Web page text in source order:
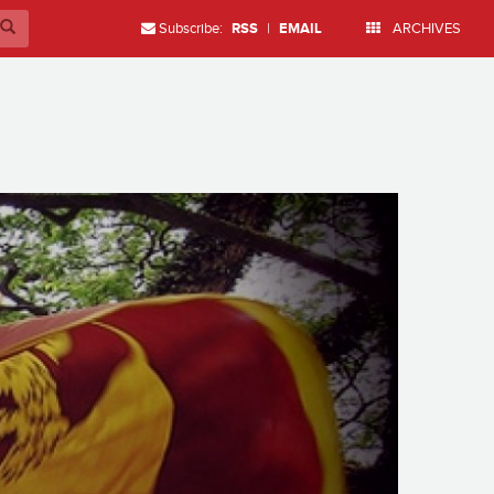
Subscribe: RSS | EMAIL ARCHIVES